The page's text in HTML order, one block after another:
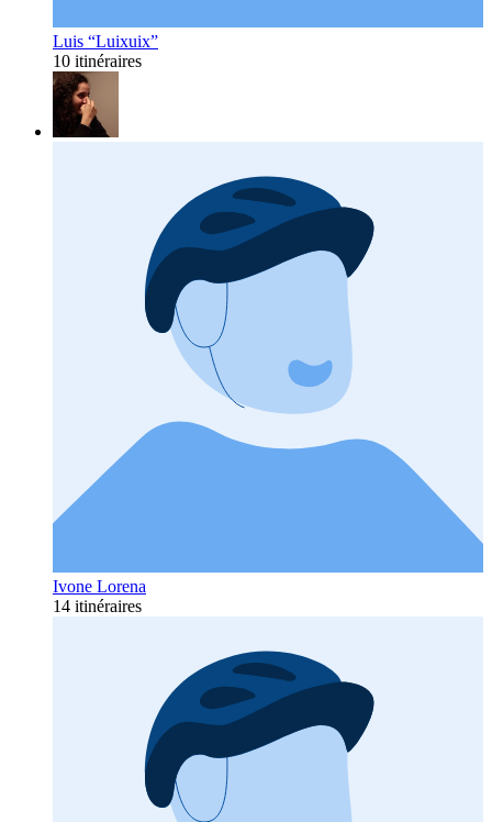
Luis “Luixuix”
10 itinéraires
Ivone Lorena
14 itinéraires